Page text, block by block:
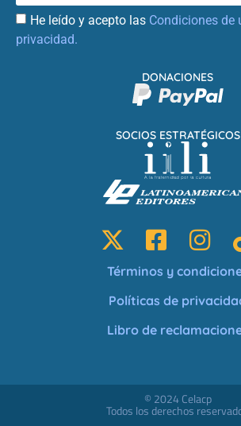
He leído y acepto las Condiciones de
privacidad.
SOCIOS ESTRATÉGICOS
DONACIONES
Términos y
Políticas de
Libro de
© 2024 Celacp
Todos los derechos